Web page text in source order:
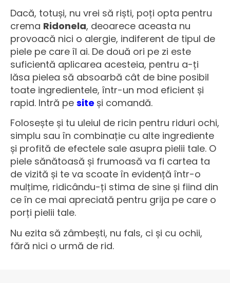
Dacă, totuși, nu vrei să riști, poți opta pentru
crema Ridonela, deoarece aceasta nu
provoacă nici o alergie, indiferent de tipul de
piele pe care îl ai. De două ori pe zi este
suficientă aplicarea acesteia, pentru a-ți
lăsa pielea să absoarbă cât de bine posibil
toate ingredientele, într-un mod eficient și
rapid. Intră pe site și comandă.
Folosește și tu uleiul de ricin pentru riduri ochi,
simplu sau în combinație cu alte ingrediente
și profită de efectele sale asupra pielii tale. O
piele sănătoasă și frumoasă va fi cartea ta
de vizită și te va scoate în evidență într-o
mulțime, ridicându-ți stima de sine și fiind din
ce în ce mai apreciată pentru grija pe care o
porți pielii tale.
Nu ezita să zâmbești, nu fals, ci și cu ochii,
fără nici o urmă de rid.